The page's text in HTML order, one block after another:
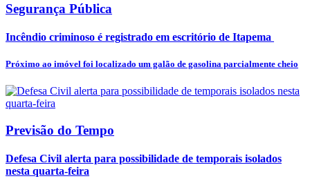
Segurança Pública
Incêndio criminoso é registrado em escritório de Itapema
Próximo ao imóvel foi localizado um galão de gasolina parcialmente cheio
Previsão do Tempo
Defesa Civil alerta para possibilidade de temporais isolados
nesta quarta-feira